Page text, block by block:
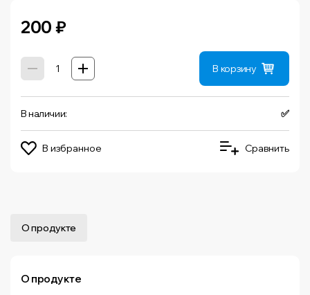
200 ₽
В корзину
В наличии: ✅
В избранное Сравнить
О продукте
О продукте